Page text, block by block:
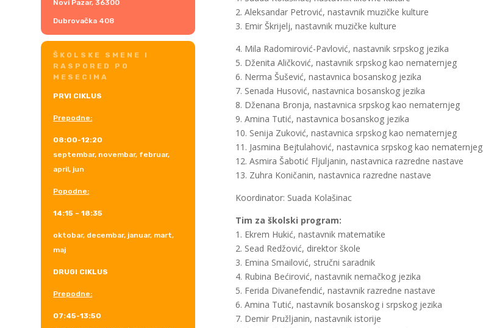
Novi Pazar, 36300
Dubrovačka 408
ŠKOLSKE SMENE I
RASPORED PO
MESECIMA
PRVI CIKLUS
Prepodne:
08:00-12:20
septembar, novembar, februar,
april, jun
Popodne:
14:15 – 18:35
oktobar, decembar, januar, mart,
maj
DRUGI CIKLUS
Prepodne:
07:45-13:50
2. Aleksandar Petrović, nastavnik muzičke kulture
3. Emir Škrijelj, nastavnik muzičke kulture
4. Mila Radomirović-Pavlović, nastavnik srpskog jezika
5. Dženita Aličković, nastavnik srpskog kao nematernjeg
6. Nerma Šušević, nastavnica bosanskog jezika
7. Senada Husović, nastavnica bosanskog jezika
8. Dženana Bronja, nastavnica srpskog kao nematernjeg
9. Amina Tutić, nastavnica bosanskog jezika
10. Senija Zuković, nastavnica srpskog kao nematernjeg
11. Jasmina Bejtulahović, nastavnica srpskog kao nematernjeg
12. Asmira Šabotić Fljuljanin, nastavnica razredne nastave
13. Zuhra Koničanin, nastavnica razredne nastave
Koordinator: Suada Kolašinac
Tim za školski program:
1. Ekrem Hukić, nastavnik matematike
2. Sead Redžović, direktor škole
3. Emina Smailović, stručni saradnik
4. Rubina Bećirović, nastavnik nemačkog jezika
5. Ferida Divanefendić, nastavnik razredne nastave
6. Amina Tutić, nastavnik bosanskog i srpskog jezika
7. Demir Pružljanin, nastavnik istorije